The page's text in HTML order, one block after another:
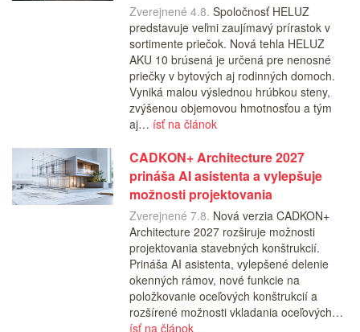
Zverejnené 4.8. Spoločnosť HELUZ
predstavuje veľmi zaujímavý prírastok v
sortimente priečok. Nová tehla HELUZ
AKU 10 brúsená je určená pre nenosné
priečky v bytových aj rodinných domoch.
Vyniká malou výslednou hrúbkou steny,
zvýšenou objemovou hmotnosťou a tým
aj… ísť na článok
CADKON+ Architecture 2027
prináša AI asistenta a vylepšuje
možnosti projektovania
Zverejnené 7.8. Nová verzia CADKON+
Architecture 2027 rozširuje možnosti
projektovania stavebných konštrukcií.
Prináša AI asistenta, vylepšené delenie
okenných rámov, nové funkcie na
položkovanie oceľových konštrukcií a
rozšírené možnosti vkladania oceľových…
ísť na článok